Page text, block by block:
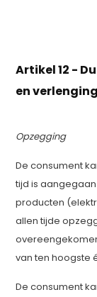
Artikel 12 -
en verlenging
Opzegging
De consument
tijd is
producten
allen tijde
van ten hoogste
De consument